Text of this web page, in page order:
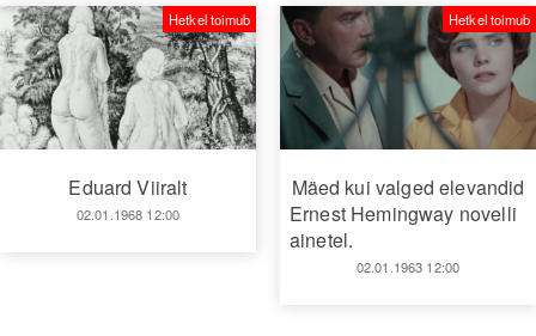
Eduard Viiralt
02.01.1968 12:00
Hetkel toimub
Mäed kui valged elevandid
Ernest Hemingway novelli
ainetel.
02.01.1963 12:00
Hetkel toimub